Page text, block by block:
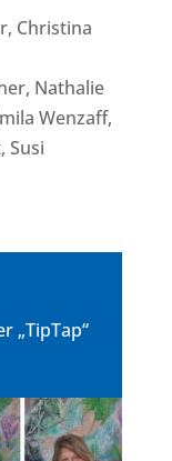
Christina
Nathalie
Wenzaff,
Susi
„TipTap“